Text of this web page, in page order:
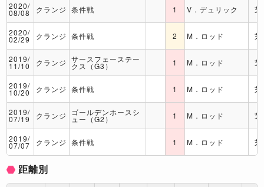
2020/
08/08 クランジ 条件戦 1 V．デュリック 芝
2020/
02/29 クランジ 条件戦 2 M．ロッド 芝
2019/
11/10 クランジ サースフェーステー
クス（G3） 1 M．ロッド 芝
2019/
10/20 クランジ 条件戦 1 M．ロッド 芝
2019/
07/19 クランジ ゴールデンホースシ
ュー（G2） 1 M．ロッド 芝
2019/
07/07 クランジ 条件戦 1 M．ロッド 芝
距離別